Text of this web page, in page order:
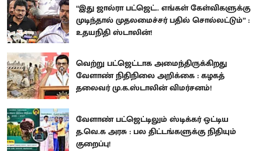
“இது ஜால்ரா பட்ஜெட்.. எங்கள் கேள்விகளுக்கு
முடிந்தால் முதலமைச்சர் பதில் சொல்லட்டும்” :
உதயநிதி ஸ்டாலின்!
வெற்று பட்ஜெட்டாக அமைந்திருக்கிறது
வேளாண் நிதிநிலை அறிக்கை : கழகத்
தலைவர் மு.க.ஸ்டாலின் விமர்சனம்!
வேளாண் பட்ஜெட்டிலும் ஸ்டிக்கர் ஒட்டிய
த.வெ.க அரசு : பல திட்டங்களுக்கு நிதியும்
குறைப்பு!